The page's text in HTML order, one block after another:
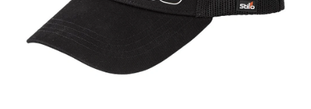
Profil
firmy